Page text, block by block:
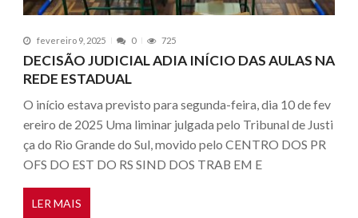
fevereiro 9, 2025 0 725
DECISÃO JUDICIAL ADIA INÍCIO DAS AULAS NA
REDE ESTADUAL
O início estava previsto para segunda-feira, dia 10 de fev
ereiro de 2025 Uma liminar julgada pelo Tribunal de Justi
ça do Rio Grande do Sul, movido pelo CENTRO DOS PR
OFS DO EST DO RS SIND DOS TRAB EM E
LER MAIS